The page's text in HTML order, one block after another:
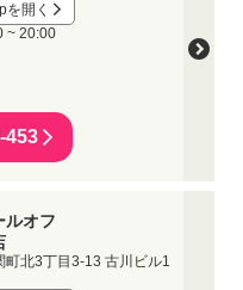
を開く
~ 20:00
453
ルオフ
町北3丁目3-13 古川ビル1